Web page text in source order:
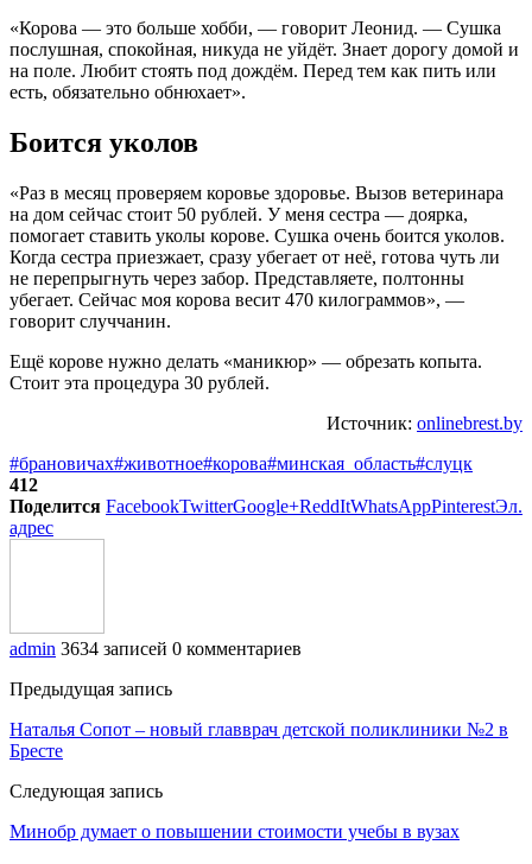
«Корова — это больше хобби, — говорит Леонид. — Сушка
послушная, спокойная, никуда не уйдёт. Знает дорогу домой и
на поле. Любит стоять под дождём. Перед тем как пить или
есть, обязательно обнюхает».
Боится уколов
«Раз в месяц проверяем коровье здоровье. Вызов ветеринара
на дом сейчас стоит 50 рублей. У меня сестра — доярка,
помогает ставить уколы корове. Сушка очень боится уколов.
Когда сестра приезжает, сразу убегает от неё, готова чуть ли
не перепрыгнуть через забор. Представляете, полтонны
убегает. Сейчас моя корова весит 470 килограм­мов», —
говорит случчанин.
Ещё корове нужно делать «маникюр» — обрезать копыта.
Стоит эта процедура 30 рублей.
Источник: onlinebrest.by
#брановичах#животное#корова#минская_область#слуцк
412
Поделится FacebookTwitterGoogle+ReddItWhatsAppPinterestЭл.
адрес
admin 3634 записей 0 комментариев
Предыдущая запись
Наталья Сопот – новый главврач детской поликлиники №2 в
Бресте
Следующая запись
Минобр думает о повышении стоимости учебы в вузах